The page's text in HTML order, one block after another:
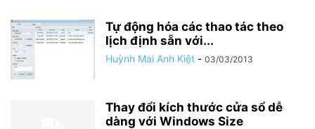
Tự động hóa các thao tác theo
lịch định sẵn với...
Huỳnh Mai Anh Kiệt - 03/03/2013
Thay đổi kích thước cửa sổ dễ
dàng với Windows Size